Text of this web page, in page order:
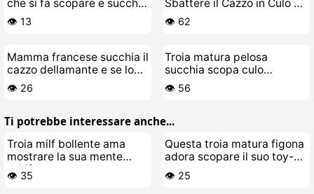
che si fa scopare e succhia
cazzo come una puttana
👁️ 13
Sbattere il Cazzo in Culo e
Fottere la Fica
👁️ 62
Mamma francese succhia il
cazzo dellamante e se lo
prende su per il culo
👁️ 26
Troia matura pelosa
succhia scopa culo
sborrata
👁️ 56
Ti potrebbe interessare anche...
Troia milf bollente ama
mostrare la sua mente
schifosamente porca
👁️ 35
Questa troia matura figona
adora scopare il suo toy-
boy cazzaro
👁️ 25